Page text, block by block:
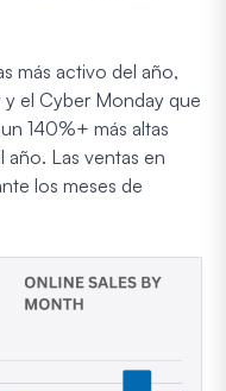
más activo del año,
el Cyber Monday que
140%+ más altas
año. Las ventas en
los meses de